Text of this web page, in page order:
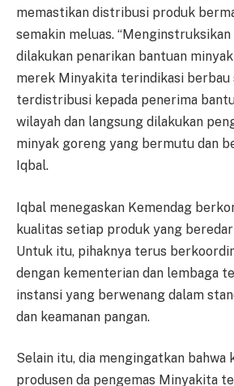
memastikan dis­tribusi produk
semakin meluas.
dilakukan penarikan ban­tuan
me­rek Minyakita terindikasi berbau
terdistribusi ke­pada penerima
wilayah dan langsung di­la­kukan
min­yak goreng yang bermutu dan
Iqbal.
Iqbal menegaskan Kem­e­n­dag
ku­a­li­tas setiap produk yang
Untuk itu, pihak­nya terus
dengan kementerian dan lem­baga
instansi ya­ng berwenang dalam
dan keamanan pa­ngan.
Selain itu, dia mengingatkan bah­wa
produsen da pe­ngemas Minyakita